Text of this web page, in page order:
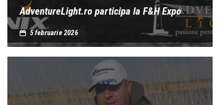
AdventureLight.ro participa la F&H Expo
5 februarie 2026